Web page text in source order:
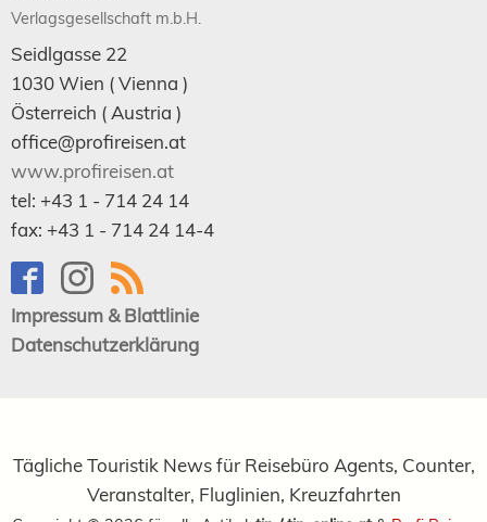
Verlagsgesellschaft m.b.H.
Seidlgasse 22
1030Wien ( Vienna )
Österreich (Austria )
office@profireisen.at
www.profireisen.at
tel: +43 1 - 714 24 14
fax: +43 1 - 714 24 14-4
Impressum & Blattlinie
Datenschutzerklärung
Tägliche Touristik News für Reisebüro Agents, Counter,
Veranstalter, Fluglinien, Kreuzfahrten